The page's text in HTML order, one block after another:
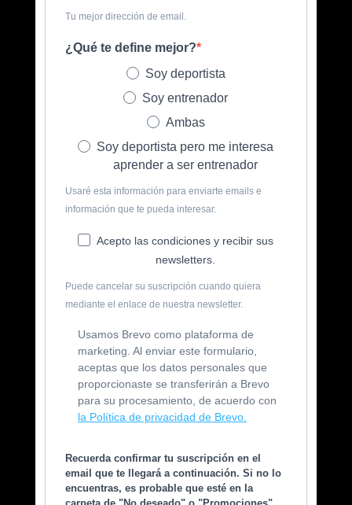
Tu mejor dirección de email.
¿Qué te define mejor?
Soy deportista
Soy entrenador
Ambas
Soy deportista pero me interesa
aprender a ser entrenador
Usaré esta información para enviarte emails e
información que te pueda interesar.
Acepto las condiciones y recibir sus
newsletters.
Puede cancelar su suscripción cuando quiera
mediante el enlace de nuestra newsletter.
Usamos Brevo como plataforma de
marketing. Al enviar este formulario,
aceptas que los datos personales que
proporcionaste se transferirán a Brevo
para su procesamiento, de acuerdo con
la Política de privacidad de Brevo.
Recuerda confirmar tu suscripción en el
email que te llegará a continuación. Si no lo
encuentras, es probable que esté en la